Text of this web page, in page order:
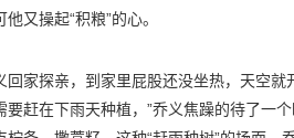
又操起“积粮”的心。
回家探亲，到家里屁股还没坐热，天空
要赶在下雨天种植，”乔义焦躁的待了一